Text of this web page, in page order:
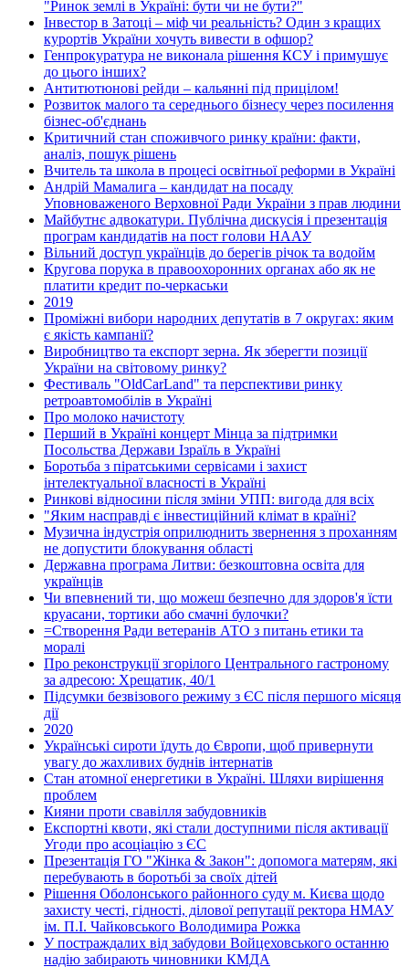
"Ринок землі в Україні: бути чи не бути?"
Інвестор в Затоці – міф чи реальність? Один з кращих
курортів України хочуть вивести в офшор?
Генпрокуратура не виконала рішення КСУ і примушує
до цього інших?
Антитютюнові рейди – кальянні під прицілом!
Розвиток малого та середнього бізнесу через посилення
бізнес-об'єднань
Критичний стан споживчого ринку країни: факти,
аналіз, пошук рішень
Вчитель та школа в процесі освітньої реформи в Україні
Андрій Мамалига – кандидат на посаду
Уповноваженого Верховної Ради України з прав людини
Майбутнє адвокатури. Публічна дискусія і презентація
програм кандидатів на пост голови НААУ
Вільний доступ українців до берегів річок та водойм
Кругова порука в правоохоронних органах або як не
платити кредит по-черкаськи
2019
Проміжні вибори народних депутатів в 7 округах: яким
є якість кампанії?
Виробництво та експорт зерна. Як зберегти позиції
України на світовому ринку?
Фестиваль "OldCarLand" та перспективи ринку
ретроавтомобілів в Україні
Про молоко начистоту
Перший в Україні концерт Мінца за підтримки
Посольства Держави Ізраїль в Україні
Боротьба з піратськими сервісами і захист
інтелектуальної власності в Україні
Ринкові відносини після зміни УПП: вигода для всіх
"Яким насправді є інвестиційний клімат в країні?
Музична індустрія оприлюднить звернення з проханням
не допустити блокування області
Державна програма Литви: безкоштовна освіта для
українців
Чи впевнений ти, що можеш безпечно для здоров'я їсти
круасани, тортики або смачні булочки?
=Створення Ради ветеранів АТО з питань етики та
моралі
Про реконструкції згорілого Центрального гастроному
за адресою: Хрещатик, 40/1
Підсумки безвізового режиму з ЄС після першого місяця
дії
2020
Українські сироти їдуть до Європи, щоб привернути
увагу до жахливих буднів інтернатів
Стан атомної енергетики в Україні. Шляхи вирішення
проблем
Кияни проти свавілля забудовників
Експортні квоти, які стали доступними після активації
Угоди про асоціацію з ЄС
Презентація ГО "Жінка & Закон": допомога матерям, які
перебувають в боротьбі за своїх дітей
Рішення Оболонського районного суду м. Києва щодо
захисту честі, гідності, ділової репутації ректора НМАУ
ім. П.І. Чайковського Володимира Рожка
У постраждалих від забудови Войцеховського останню
надію забирають чиновники КМДА